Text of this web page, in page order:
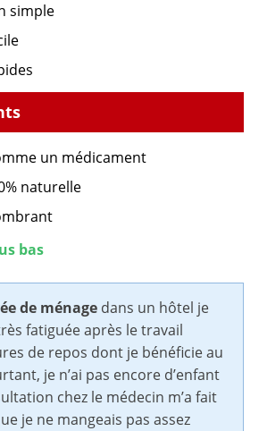
simple
un médicament
naturelle
bas
de ménage dans un hôtel je
fatiguée après le travail
de repos dont je bénéficie au
je n’ai pas encore d’enfant
chez le médecin m’a fait
je ne mangeais pas assez